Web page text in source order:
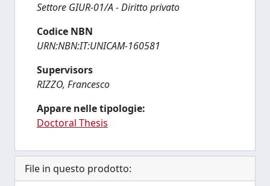
Settore GIUR-01/A - Diritto privato
Codice NBN
URN:NBN:IT:UNICAM-160581
Supervisors
RIZZO, Francesco
Appare nelle tipologie:
Doctoral Thesis
File in questo prodotto: